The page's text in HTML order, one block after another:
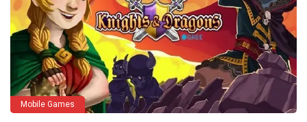
Mobile Games